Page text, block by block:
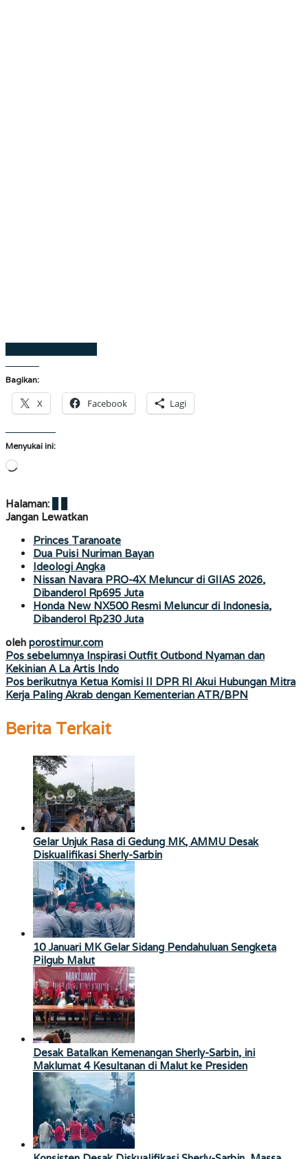
Bagikan:
X Facebook Lagi
Menyukai ini:
Memuat...
Halaman:
2
Jangan Lewatkan
Princes Taranoate
Dua Puisi Nuriman Bayan
Ideologi Angka
Nissan Navara PRO-4X Meluncur di GIIAS 2026,
Dibanderol Rp695 Juta
Honda New NX500 Resmi Meluncur di Indonesia,
Dibanderol Rp230 Juta
oleh porostimur.com
Navigasi
pos
Pos sebelumnya Inspirasi Outfit Outbond Nyaman dan
Kekinian A La Artis Indo
Pos berikutnya Ketua Komisi II DPR RI Akui Hubungan Mitra
Kerja Paling Akrab dengan Kementerian ATR/BPN
Berita Terkait
Gelar Unjuk Rasa di Gedung MK, AMMU Desak
Diskualifikasi Sherly-Sarbin
10 Januari MK Gelar Sidang Pendahuluan Sengketa
Pilgub Malut
Desak Batalkan Kemenangan Sherly-Sarbin, ini
Maklumat 4 Kesultanan di Malut ke Presiden